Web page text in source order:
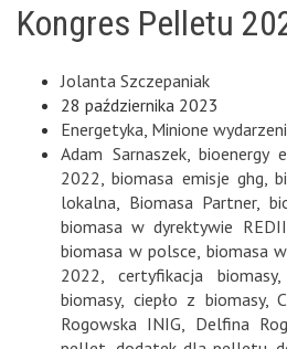
Kongres Pelletu
Jolanta Szczepaniak
28 października 2023
Energetyka, Minione
Adam Sarnaszek,bioenergy
2022,biomasa emisje ghg,
lokalna, Biomasa Partner,
biomasa w dyrektywie REDII
biomasa w polsce, biomasa
2022, certyfikacja biomasy,
biomasy, ciepło z biomasy,
Rogowska INIG, Delfina